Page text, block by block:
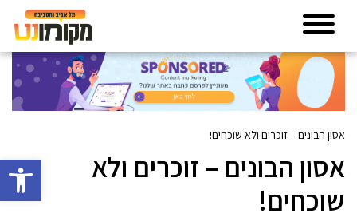
פתח
אסון הבונים – זוכרים ולא שוכחים!
אסון הבונים – זוכרים ולא
שוכחים!